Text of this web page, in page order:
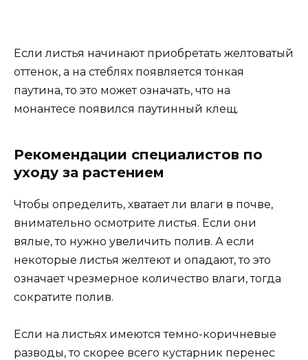
Если листья начинают приобретать желтоватый
оттенок, а на стеблях появляется тонкая
паутина, то это может означать, что на
монантесе появился паутинный клещ.
Рекомендации специалистов по
уходу за растением
Чтобы определить, хватает ли влаги в почве,
внимательно осмотрите листья. Если они
вялые, то нужно увеличить полив. А если
некоторые листья желтеют и опадают, то это
означает чрезмерное количество влаги, тогда
сократите полив.
Если на листьях имеются темно-коричневые
разводы, то скорее всего кустарник перенес